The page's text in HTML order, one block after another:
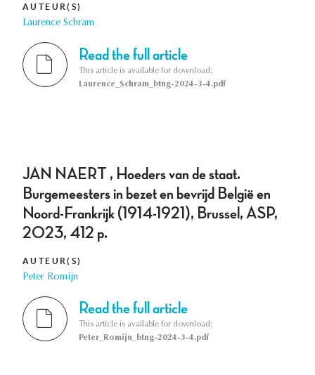
AUTEUR(S)
Laurence Schram
Read the full article
This article is available for download:
Laurence_Schram_btng-2024-3-4.pdf
JAN NAERT , Hoeders van de staat.
Burgemeesters in bezet en bevrijd België en
Noord-Frankrijk (1914-1921), Brussel, ASP,
2023, 412 p.
AUTEUR(S)
Peter Romijn
Read the full article
This article is available for download:
Peter_Romijn_btng-2024-3-4.pdf